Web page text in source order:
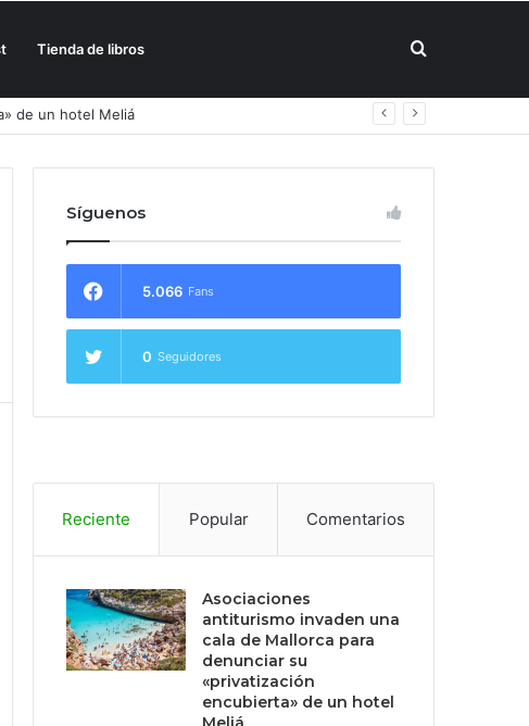
Tienda de libros Buscar
de un hotel Meliá
Síguenos
5.066 Fans
0 Seguidores
Reciente Popular Comentarios
Asociaciones
antiturismo invaden una
cala de Mallorca para
denunciar su
«privatización
encubierta» de un hotel